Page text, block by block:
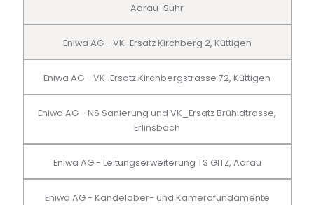
Aarau-Suhr
Eniwa AG - VK-Ersatz Kirchberg 2, Küttigen
Eniwa AG - VK-Ersatz Kirchbergstrasse 72, Küttigen
Eniwa AG - NS Sanierung und VK_Ersatz Brühldtrasse,
Erlinsbach
Eniwa AG - Leitungserweiterung TS GITZ, Aarau
Eniwa AG - Kandelaber- und Kamerafundamente